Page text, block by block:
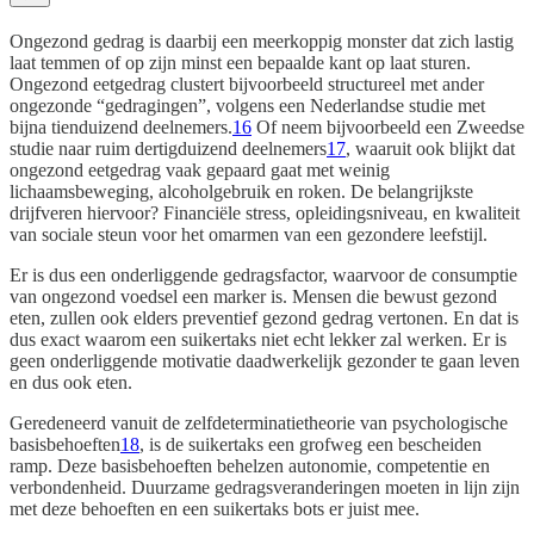
Ongezond gedrag is daarbij een meerkoppig monster dat zich lastig
laat temmen of op zijn minst een bepaalde kant op laat sturen.
Ongezond eetgedrag clustert bijvoorbeeld structureel met ander
ongezonde “gedragingen”, volgens een Nederlandse studie met
bijna tienduizend deelnemers.16 Of neem bijvoorbeeld een Zweedse
studie naar ruim dertigduizend deelnemers17, waaruit ook blijkt dat
ongezond eetgedrag vaak gepaard gaat met weinig
lichaamsbeweging, alcoholgebruik en roken. De belangrijkste
drijfveren hiervoor? Financiële stress, opleidingsniveau, en kwaliteit
van sociale steun voor het omarmen van een gezondere leefstijl.
Er is dus een onderliggende gedragsfactor, waarvoor de consumptie
van ongezond voedsel een marker is. Mensen die bewust gezond
eten, zullen ook elders preventief gezond gedrag vertonen. En dat is
dus exact waarom een suikertaks niet echt lekker zal werken. Er is
geen onderliggende motivatie daadwerkelijk gezonder te gaan leven
en dus ook eten.
Geredeneerd vanuit de zelfdeterminatietheorie van psychologische
basisbehoeften18, is de suikertaks een grofweg een bescheiden
ramp. Deze basisbehoeften behelzen autonomie, competentie en
verbondenheid. Duurzame gedragsveranderingen moeten in lijn zijn
met deze behoeften en een suikertaks bots er juist mee.